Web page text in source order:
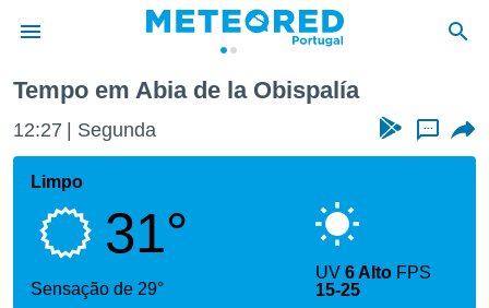
da
foi
fornecidas
a este
Tempo em Abia de la Obispalía
12:27 Segunda ...
Limpo
31°
Sensação de 29°
UV6 Alto FPS
15-25